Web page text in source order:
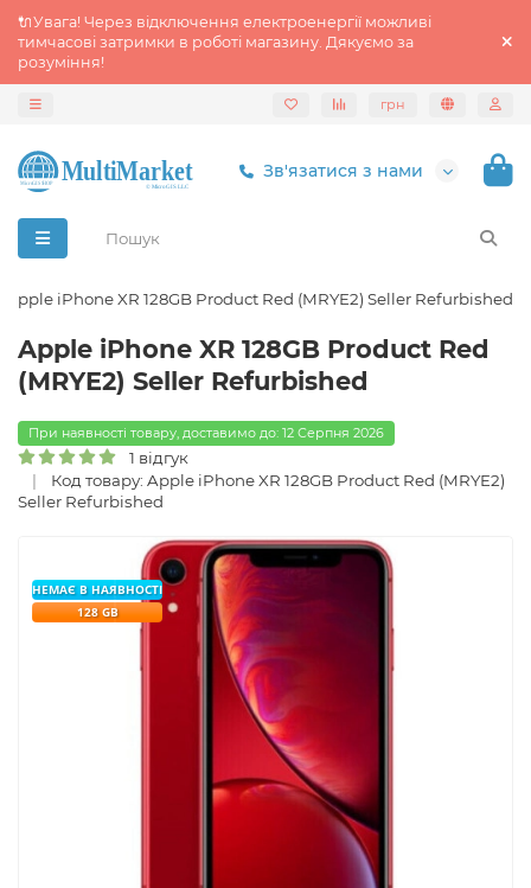
🔌Увага! Через відключення електроенергії можливі
тимчасові затримки в роботі магазину. Дякуємо за
розуміння!
грн
Зв'язатися з нами
Apple iPhone XR 128GB Product Red (MRYE2) Seller Refurbished
Apple iPhone XR 128GB Product Red
(MRYE2) Seller Refurbished
При наявності товару, доставимо до: 12 Серпня 2026
1 відгук
Код товару: Apple iPhone XR 128GB Product Red (MRYE2)
Seller Refurbished
НЕМАЄ В НАЯВНОСТІ
128 GB